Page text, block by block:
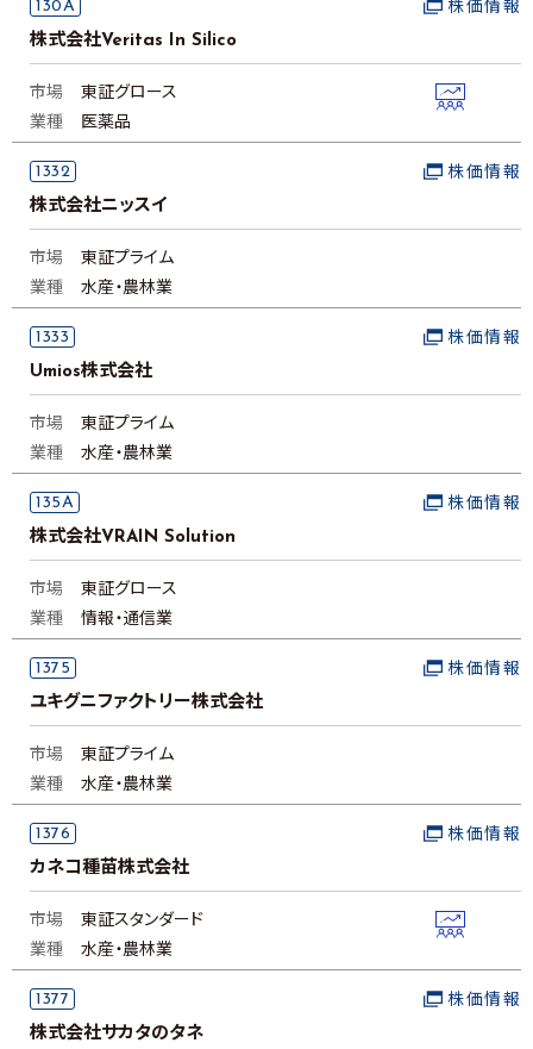
130A
株式会社Veritas In Silico
株価情報
市場
東証グロース
業種
医薬品
1332
株式会社ニッスイ
株価情報
市場
東証プライム
業種
水産・農林業
1333
Umios株式会社
株価情報
市場
東証プライム
業種
水産・農林業
135A
株式会社VRAIN Solution
株価情報
市場
東証グロース
業種
情報・通信業
1375
ユキグニファクトリー株式会社
株価情報
市場
東証プライム
業種
水産・農林業
1376
カネコ種苗株式会社
株価情報
市場
東証スタンダード
業種
水産・農林業
1377
株式会社サカタのタネ
株価情報